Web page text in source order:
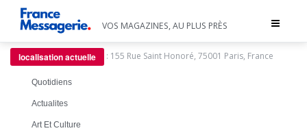
Toggle
VOS MAGAZINES, AU PLUS PRÈS
localisation actuelle : 155 Rue Saint Honoré, 75001 Paris, France
Quotidiens
Actualites
Art Et Culture